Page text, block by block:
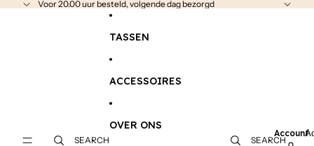
Voor 20.00 uur besteld, volgende dag bezorgd
SEARCH
TASSEN
ACCESSOIRES
OVER ONS
SEARCH
Account